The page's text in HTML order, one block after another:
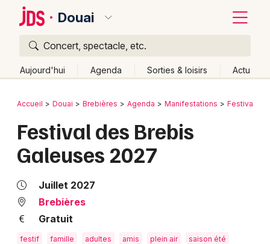
Douai
Concert, spectacle, etc.
Aujourd'hui Agenda Sorties & loisirs Actu
Publier un événement
Grands événements
Activité & Expérience
Manifestations
Bordeaux
Colmar
Lyon
Marseille
Retour
Accueil Douai Brebières Agenda Manifestations Festival
Festival des Brebis
Galeuses 2027
Juillet 2027
Brebières
Gratuit
festif famille adultes amis plein air saison été
Quoi ?
Où ?
Nord-Pas-de-Calais
Partout
Près de moi
Changer de lieu